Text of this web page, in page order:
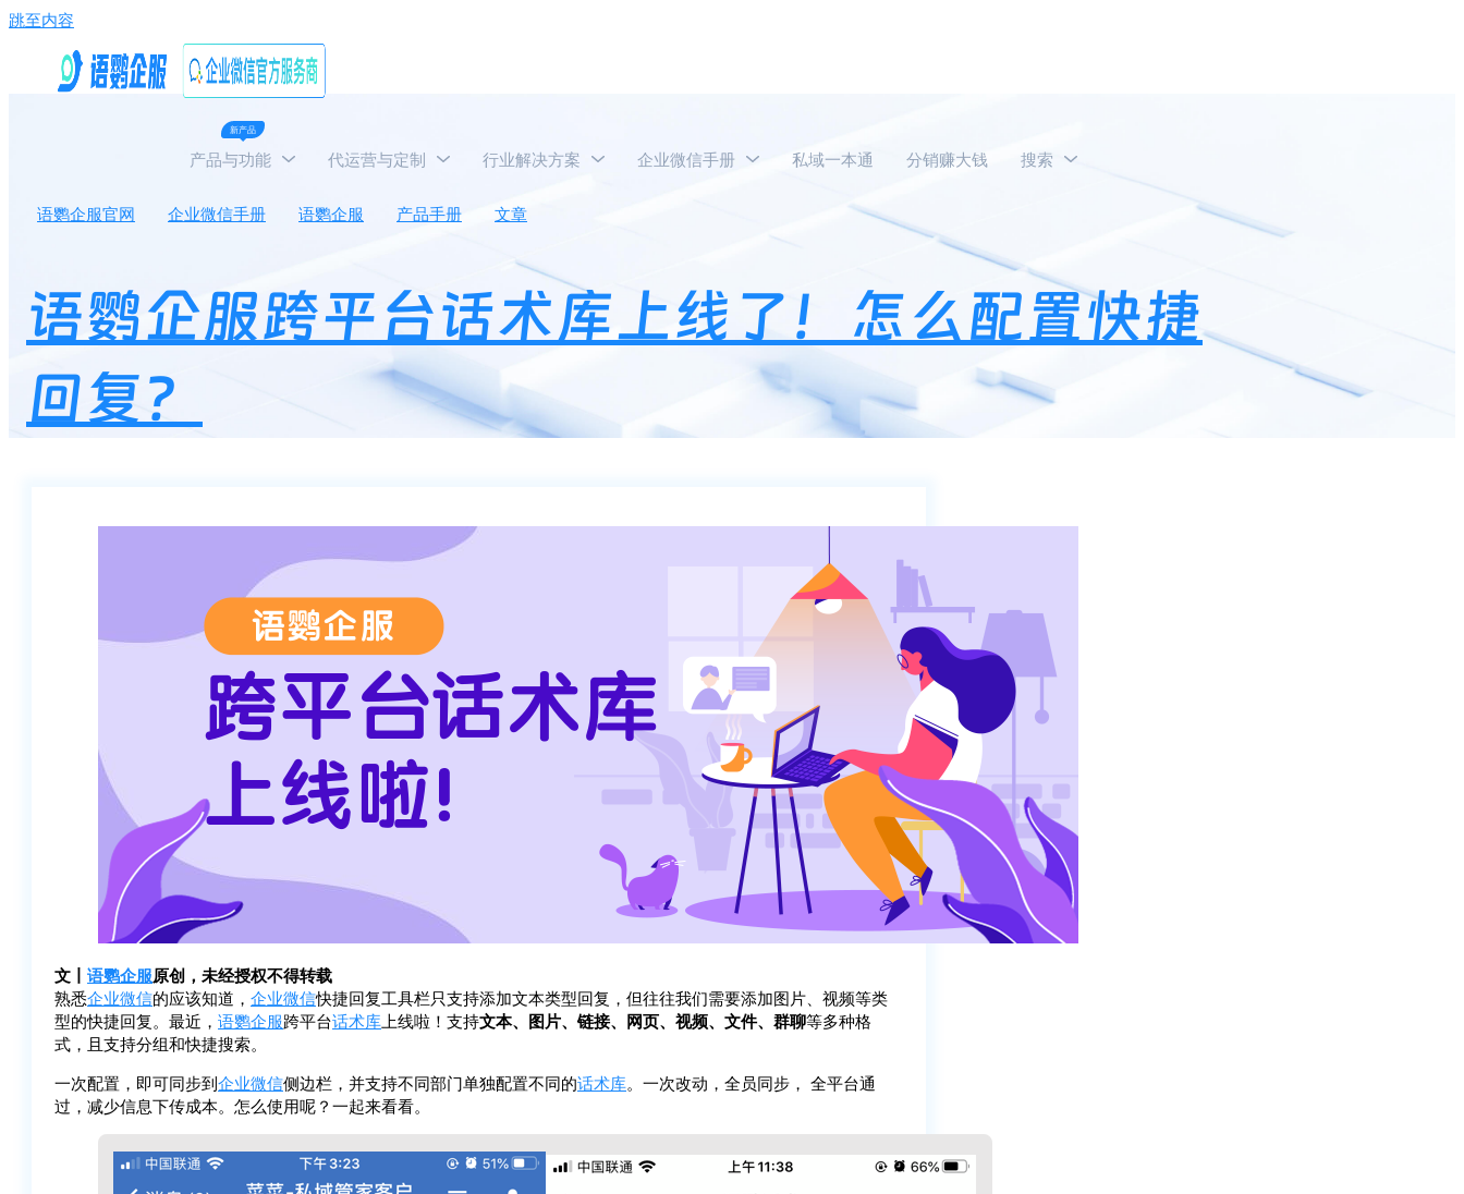
跳至内容
新产品
产品与功能 代运营与定制 行业解决方案 企业微信手册 私域一本通 分销赚大钱 搜索
语鹦企服官网 企业微信手册 语鹦企服 产品手册 文章 语鹦企服跨平台话术库上线了！怎么配置快捷回复？
语鹦企服跨平台话术库上线了！怎么配置快捷
回复？
文丨 语鹦企服原创，未经授权不得转载
熟悉企业微信的应该知道， 企业微信快捷回复工具栏只支持添加文本类型回复，但往往我们需要添加图片、视频等类
型的快捷回复。最近， 语鹦企服跨平台话术库 上线啦！支持文本、图片、链接、网页、视频、文件、群聊等多种格
式，且支持分组和快捷搜索。
一次配置，即可同步到企业微信侧边栏，并支持不同部门单独配置不同的话术库。一次改动，全员同步， 全平台通
过，减少信息下传成本。怎么使用呢？一起来看看。